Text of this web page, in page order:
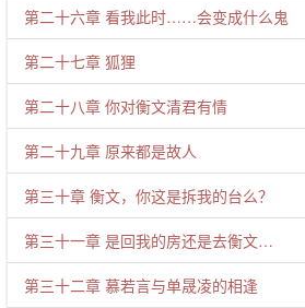
第二十六章 看我此时……会变成什么鬼
第二十七章 狐狸
第二十八章 你对衡文清君有情
第二十九章 原来都是故人
第三十章 衡文，你这是拆我的台么？
第三十一章 是回我的房还是去衡文…
第三十二章 慕若言与单晟凌的相逢